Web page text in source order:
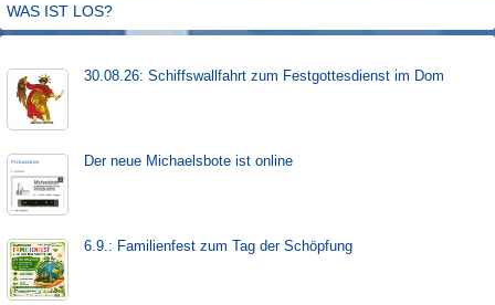
WAS IST LOS?
30.08.26: Schiffs­­wall­fahr­t zum Fest­gott­es­dienst im Dom
Der neue Michaels­bote ist on­line
6.9.: Familienfest zum Tag der Schöpfung